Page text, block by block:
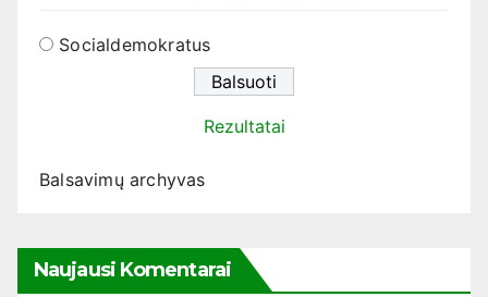
Socialdemokratus
Rezultatai
Balsavimų archyvas
Naujausi Komentarai